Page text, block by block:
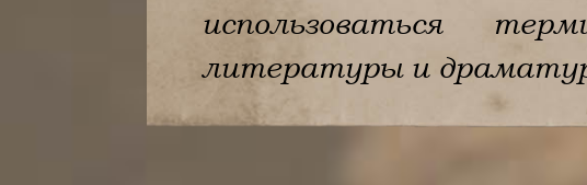
использоваться
литературы и